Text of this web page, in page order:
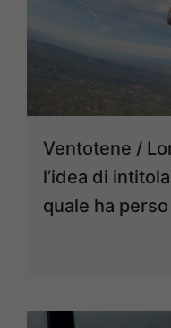
Ventotene /
l’idea di
quale ha